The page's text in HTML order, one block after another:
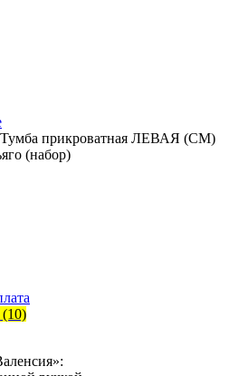
Тумба прикроватная ЛЕВАЯ (СМ)
(набор)
(10)